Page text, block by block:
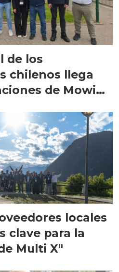
de los
chilenos llega
de Mowi
locales
clave para la
Multi X"